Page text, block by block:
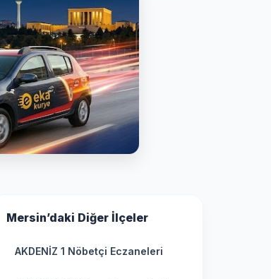
Mersin’daki Diğer İlçeler
AKDENİZ 1 Nöbetçi Eczaneleri